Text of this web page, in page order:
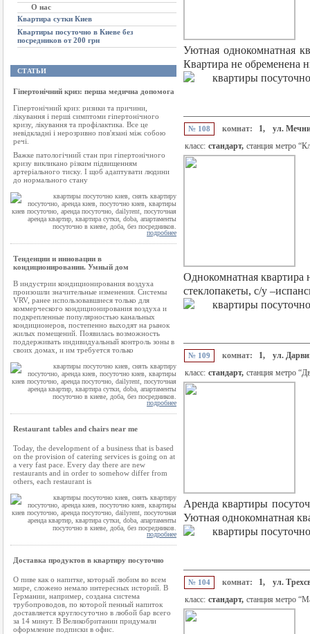
О нас
Квартира сутки Киев
Квартиры посуточно в Киеве без
посредников от 200 грн
СТАТЬИ
Гіпертонічний криз: перша медична допомога
Гіпертонічний криз: ризики та причини,
лікування і перші симптоми гіпертонічного
кризу, лікування та профілактика. Все це
невідкладні і нерозривно пов'язані між собою
речі.
Важке патологічний стан при гіпертонічного
кризу викликано різким підвищенням
артеріального тиску. І щоб адаптувати людини
до нормального стану
подробнее
Тенденции и инновации в
кондиционировании. Умный дом
В индустрии кондиционирования воздуха
произошли значительные изменения. Системы
VRV, ранее использовавшиеся только для
коммерческого кондиционирования воздуха и
подкрепленные популярностью канальных
кондиционеров, постепенно выходят на рынок
жилых помещений. Появилась возможность
поддерживать индивидуальный контроль зоны в
своих домах, и им требуется только
подробнее
Restaurant tables and chairs near me
Today, the development of a business that is based
on the provision of catering services is going on at
a very fast pace. Every day there are new
restaurants and in order to somehow differ from
others, each restaurant is
подробнее
Доставка продуктов в квартиру посуточно
О пиве как о напитке, который любим во всем
мире, сложено немало интересных историй. В
Германии, например, создана система
трубопроводов, по которой пенный напиток
доставляется круглосуточно в любой бар всего
за 14 минут. В Великобритании придумали
оформление подписки в офис.
Уютная однокомнатная
Квартира не обременена
№ 108 комнат: 1,
ул.
класс: стандарт, станция метро
Однокомнатная квартира
стеклопакеты, с/у
№ 109 комнат: 1,
ул.
класс: стандарт, станция метро
Аренда квартиры
Уютная однокомнатная
№ 104 комнат: 1,
ул.
класс: стандарт, станция метро